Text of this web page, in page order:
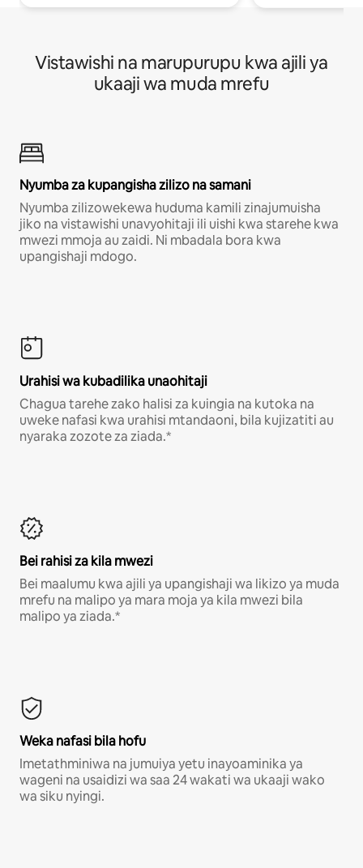
Vistawishi na marupurupu kwa ajili ya
ukaaji wa muda mrefu
Nyumba za kupangisha zilizo na samani
Nyumba zilizowekewa huduma kamili zinajumuisha
jiko na vistawishi unavyohitaji ili uishi kwa starehe kwa
mwezi mmoja au zaidi. Ni mbadala bora kwa
upangishaji mdogo.
Urahisi wa kubadilika unaohitaji
Chagua tarehe zako halisi za kuingia na kutoka na
uweke nafasi kwa urahisi mtandaoni, bila kujizatiti au
nyaraka zozote za ziada.*
Bei rahisi za kila mwezi
Bei maalumu kwa ajili ya upangishaji wa likizo ya muda
mrefu na malipo ya mara moja ya kila mwezi bila
malipo ya ziada.*
Weka nafasi bila hofu
Imetathminiwa na jumuiya yetu inayoaminika ya
wageni na usaidizi wa saa 24 wakati wa ukaaji wako
wa siku nyingi.